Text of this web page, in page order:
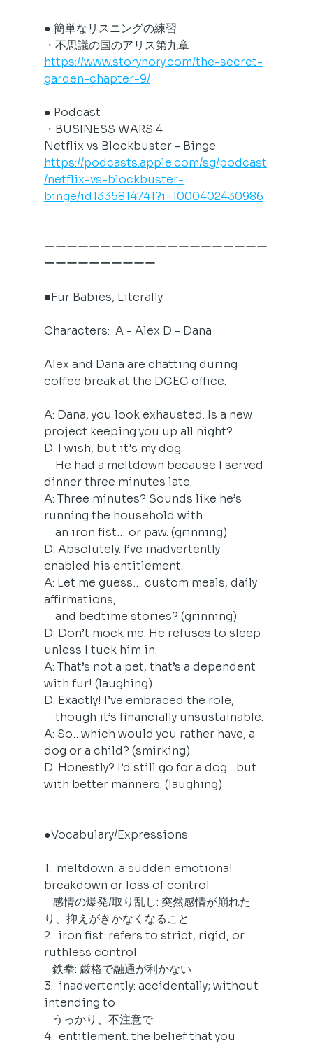
● 簡単なリスニングの練習
・不思議の国のアリス第九章
https://www.storynory.com/the-secret-
garden-chapter-9/
● Podcast
・BUSINESS WARS 4
Netflix vs Blockbuster - Binge
https://podcasts.apple.com/sg/podcast
/netflix-vs-blockbuster-
binge/id1335814741?i=1000402430986
ーーーーーーーーーーーーーーーーーーーー
ーーーーーーーーーー
■Fur Babies, Literally
Characters:  A - Alex D - Dana
Alex and Dana are chatting during
coffee break at the DCEC office.
A: Dana, you look exhausted. Is a new
project keeping you up all night?
D: I wish, but it's my dog.
He had a meltdown because I served
dinner three minutes late.
A: Three minutes? Sounds like he’s
running the household with
an iron fist… or paw. (grinning)
D: Absolutely. I’ve inadvertently
enabled his entitlement.
A: Let me guess… custom meals, daily
affirmations,
and bedtime stories? (grinning)
D: Don’t mock me. He refuses to sleep
unless I tuck him in.
A: That’s not a pet, that’s a dependent
with fur! (laughing)
D: Exactly! I’ve embraced the role,
though it’s financially unsustainable.
A: So…which would you rather have, a
dog or a child? (smirking)
D: Honestly? I’d still go for a dog…but
with better manners. (laughing)
●Vocabulary/Expressions
1.  meltdown: a sudden emotional
breakdown or loss of control
感情の爆発/取り乱し: 突然感情が崩れた
り、抑えがきかなくなること
2.  iron fist: refers to strict, rigid, or
ruthless control
鉄拳: 厳格で融通が利かない
3.  inadvertently: accidentally; without
intending to
うっかり、不注意で
4.  entitlement: the belief that you